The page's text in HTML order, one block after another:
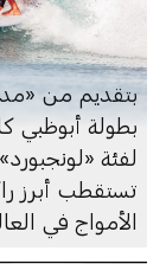
بتقديم من
بطولة أبوظبي
لفئة «لونجبورد»
تستقطب أبرز
الأمواج في